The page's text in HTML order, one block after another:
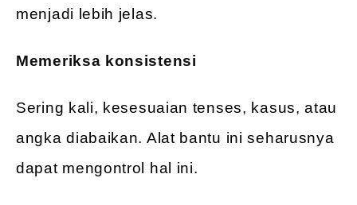
menjadi lebih jelas.
Memeriksa konsistensi
Sering kali, kesesuaian tenses, kasus, atau
angka diabaikan. Alat bantu ini seharusnya
dapat mengontrol hal ini.